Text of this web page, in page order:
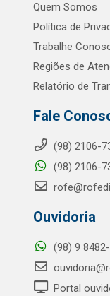
Quem Somos
Política de
Trabalhe
Regiões de
Relatório de
Fale
(98) 2106-
(98) 2106-
Ouvidoria
(98) 9
Portal